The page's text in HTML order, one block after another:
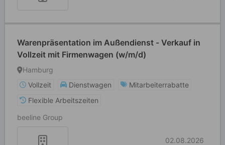
Warenpräsentation im Außendienst - Verkauf in
Vollzeit mit Firmenwagen (w/m/d)
Hamburg
Vollzeit
Dienstwagen
Mitarbeiterrabatte
Flexible Arbeitszeiten
beeline Group
02.08.2026